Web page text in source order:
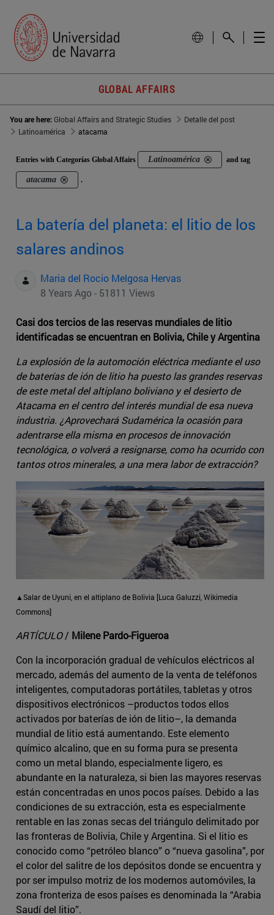
GLOBAL AFFAIRS
You are here:Global Affairs and Strategic Studies
Detalle del post
Latinoamérica
atacama
Entries with Categorías Global Affairs Latinoamérica and tag
atacama .
La batería del planeta: el litio de los
salares andinos
Maria del Rocio Melgosa Hervas
8 Years Ago - 51811 Views
Casi dos tercios de las reservas mundiales de litio
identificadas se encuentran en Bolivia, Chile y Argentina
La explosión de la automoción eléctrica mediante el uso
de baterías de ión de litio ha puesto las grandes reservas
de este metal del altiplano boliviano y el desierto de
Atacama en el centro del interés mundial de esa nueva
industria. ¿Aprovechará Sudamérica la ocasión para
adentrarse ella misma en procesos de innovación
tecnológica, o volverá a resignarse, como ha ocurrido con
tantos otros minerales, a una mera labor de extracción?
▲Salar de Uyuni, en el altiplano de Bolivia [Luca Galuzzi, Wikimedia
Commons]
ARTÍCULO/ Milene Pardo-Figueroa
Con la incorporación gradual de vehículos eléctricos al
mercado, además del aumento de la venta de teléfonos
inteligentes, computadoras portátiles, tabletas y otros
dispositivos electrónicos –productos todos ellos
activados por baterías de ión de litio–, la demanda
mundial de litio está aumentando. Este elemento
químico alcalino, que en su forma pura se presenta
como un metal blando, especialmente ligero, es
abundante en la naturaleza, si bien las mayores reservas
están concentradas en unos pocos países. Debido a las
condiciones de su extracción, esta es especialmente
rentable en las zonas secas del triángulo delimitado por
las fronteras de Bolivia, Chile y Argentina. Si el litio es
conocido como “petróleo blanco” o “nueva gasolina”, por
el color del salitre de los depósitos donde se encuentra y
por ser impulso motriz de los modernos automóviles, la
zona fronteriza de esos países es denominada la “Arabia
Saudí del litio”.